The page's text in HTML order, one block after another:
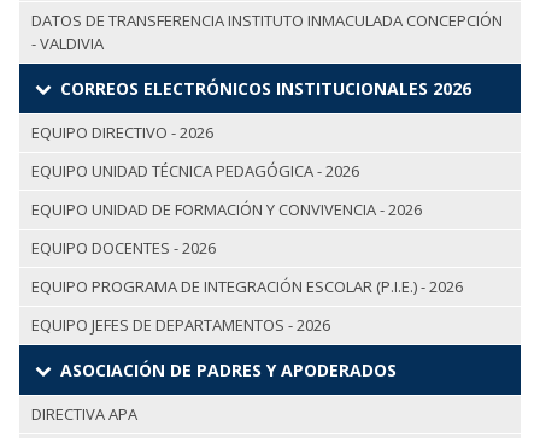
DATOS DE TRANSFERENCIA INSTITUTO INMACULADA CONCEPCIÓN
- VALDIVIA
CORREOS ELECTRÓNICOS INSTITUCIONALES 2026
EQUIPO DIRECTIVO - 2026
EQUIPO UNIDAD TÉCNICA PEDAGÓGICA - 2026
EQUIPO UNIDAD DE FORMACIÓN Y CONVIVENCIA - 2026
EQUIPO DOCENTES - 2026
EQUIPO PROGRAMA DE INTEGRACIÓN ESCOLAR (P.I.E.) - 2026
EQUIPO JEFES DE DEPARTAMENTOS - 2026
ASOCIACIÓN DE PADRES Y APODERADOS
DIRECTIVA APA